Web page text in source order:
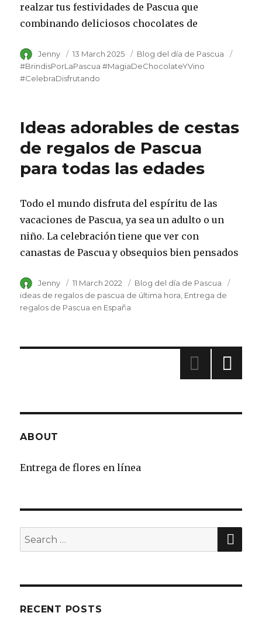
realzar tus festividades de Pascua que
combinando deliciosos chocolates de
Author
Jenny
Posted
on
13 March 2025 Category
Blog del día de Pascua
#BrindisPorLaPascua #MagiaDeChocolateYVino
#CelebraDisfrutando
Ideas adorables de cestas
de regalos de Pascua
para todas las edades
Todo el mundo disfruta del espíritu de las
vacaciones de Pascua, ya sea un adulto o un
niño. La celebración tiene que ver con
canastas de Pascua y obsequios bien pensados
Author
Jenny
Posted
on
11 March 2022 Category
Blog del día de Pascua
ideas de regalos de pascua de última hora Entrega de
regalos de Pascua en España
ABOUT
Entrega de flores en línea
Search
for:
RECENT POSTS